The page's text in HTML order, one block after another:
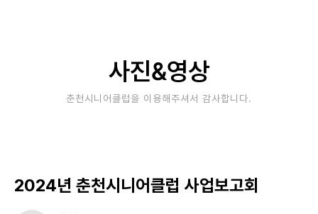
보도자료
사진&영상
사진&영상
춘천시니어클럽을 이용해주셔서 감사합니다.
2024년 춘천시니어클럽 사업보고회